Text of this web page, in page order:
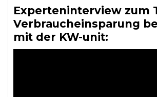
Experteninterview zum
Verbraucheinsparung
mit der KW-unit: